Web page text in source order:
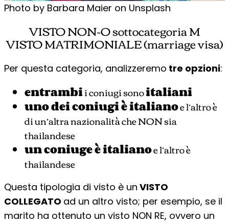
Photo by Barbara Maier on Unsplash
VISTO NON-O sottocategoria M
VISTO MATRIMONIALE (marriage visa)
Per questa categoria, analizzeremo tre opzioni:
entrambii coniugi sonoitaliani
uno dei coniugi è italianoe l’altro è
di un’altra nazionalità che NON sia
thailandese
un coniuge è italianoe l’altro è
thailandese
Questa tipologia di visto è un VISTO
COLLEGATO ad un altro visto; per esempio, se il
marito ha ottenuto un visto NON RE, ovvero un